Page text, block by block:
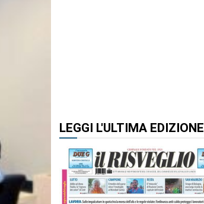
LEGGI L'ULTIMA EDIZIONE